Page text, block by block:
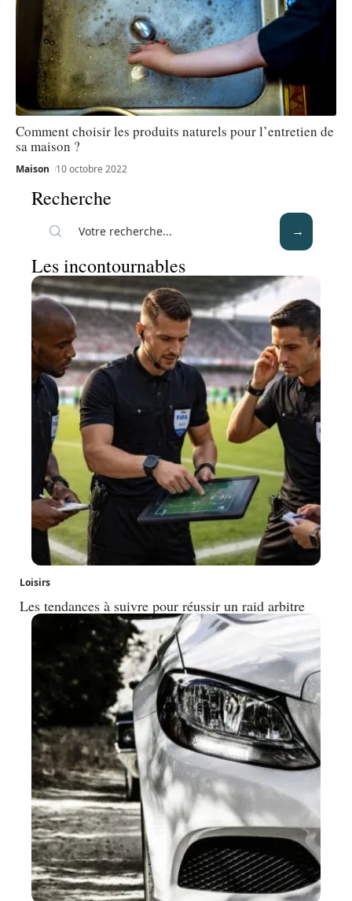
Comment choisir les produits naturels pour l’entretien de
sa maison ?
Maison 10 octobre 2022
Recherche
Les incontournables
Loisirs
Les tendances à suivre pour réussir un raid arbitre